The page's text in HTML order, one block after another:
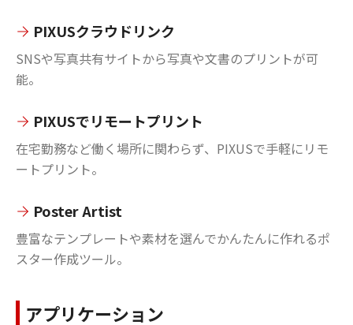
PIXUSクラウドリンク
SNSや写真共有サイトから写真や文書のプリントが可
能。
PIXUSでリモートプリント
在宅勤務など働く場所に関わらず、PIXUSで手軽にリモ
ートプリント。
Poster Artist
豊富なテンプレートや素材を選んでかんたんに作れるポ
スター作成ツール。
アプリケーション